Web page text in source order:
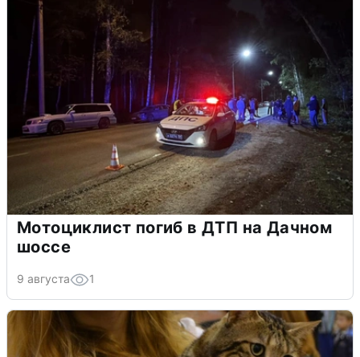
Мотоциклист погиб в ДТП на Дачном
шоссе
9 августа 1